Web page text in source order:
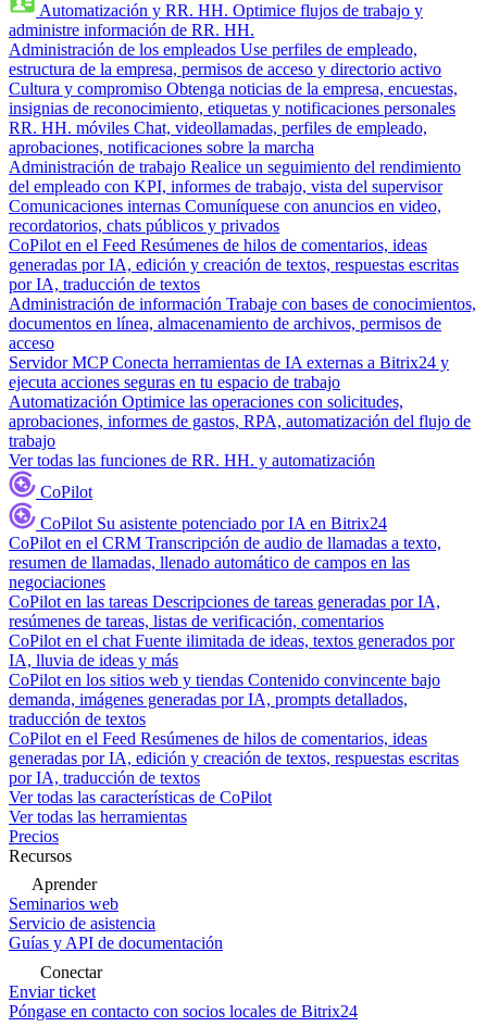
Automatización y RR. HH. Optimice flujos de trabajo y
administre información de RR. HH.
Administración de los empleados Use perfiles de empleado,
estructura de la empresa, permisos de acceso y directorio activo
Cultura y compromiso Obtenga noticias de la empresa, encuestas,
insignias de reconocimiento, etiquetas y notificaciones personales
RR. HH. móviles Chat, videollamadas, perfiles de empleado,
aprobaciones, notificaciones sobre la marcha
Administración de trabajo Realice un seguimiento del rendimiento
del empleado con KPI, informes de trabajo, vista del supervisor
Comunicaciones internas Comuníquese con anuncios en video,
recordatorios, chats públicos y privados
CoPilot en el Feed Resúmenes de hilos de comentarios, ideas
generadas por IA, edición y creación de textos, respuestas escritas
por IA, traducción de textos
Administración de información Trabaje con bases de conocimientos,
documentos en línea, almacenamiento de archivos, permisos de
acceso
Servidor MCP Conecta herramientas de IA externas a Bitrix24 y
ejecuta acciones seguras en tu espacio de trabajo
Automatización Optimice las operaciones con solicitudes,
aprobaciones, informes de gastos, RPA, automatización del flujo de
trabajo
Ver todas las funciones de RR. HH. y automatización
CoPilot
CoPilot Su asistente potenciado por IA en Bitrix24
CoPilot en el CRM Transcripción de audio de llamadas a texto,
resumen de llamadas, llenado automático de campos en las
negociaciones
CoPilot en las tareas Descripciones de tareas generadas por IA,
resúmenes de tareas, listas de verificación, comentarios
CoPilot en el chat Fuente ilimitada de ideas, textos generados por
IA, lluvia de ideas y más
CoPilot en los sitios web y tiendas Contenido convincente bajo
demanda, imágenes generadas por IA, prompts detallados,
traducción de textos
CoPilot en el Feed Resúmenes de hilos de comentarios, ideas
generadas por IA, edición y creación de textos, respuestas escritas
por IA, traducción de textos
Ver todas las características de CoPilot
Ver todas las herramientas
Precios
Recursos
Aprender
Seminarios web
Servicio de asistencia
Guías y API de documentación
Conectar
Enviar ticket
Póngase en contacto con socios locales de Bitrix24